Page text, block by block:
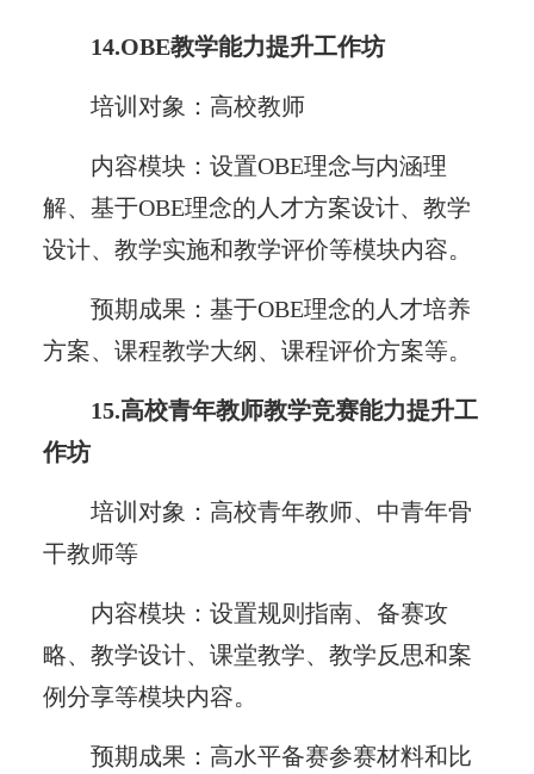
14.OBE教学能力提升工作坊
培训对象：高校教师
内容模块：设置OBE理念与内涵理
解、基于OBE理念的人才方案设计、教学
设计、教学实施和教学评价等模块内容。
预期成果：基于OBE理念的人才培养
方案、课程教学大纲、课程评价方案等。
15.高校青年教师教学竞赛能力提升工
作坊
培训对象：高校青年教师、中青年骨
干教师等
内容模块：设置规则指南、备赛攻
略、教学设计、课堂教学、教学反思和案
例分享等模块内容。
预期成果：高水平备赛参赛材料和比